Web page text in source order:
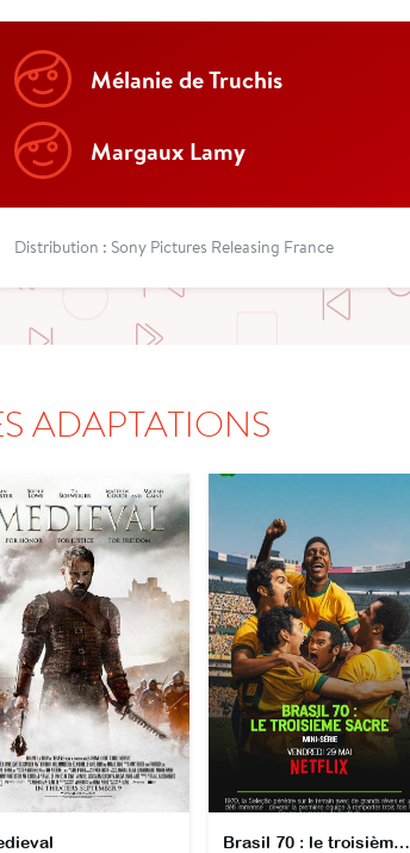
Mélanie de Truchis
Margaux Lamy
Distribution : Sony Pictures Releasing France
ADAPTATIONS
Brasil 70 : le troisième sacre